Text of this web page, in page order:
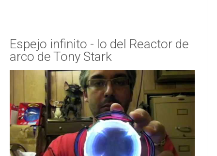
Espejo infinito - lo del Reactor de
arco de Tony Stark